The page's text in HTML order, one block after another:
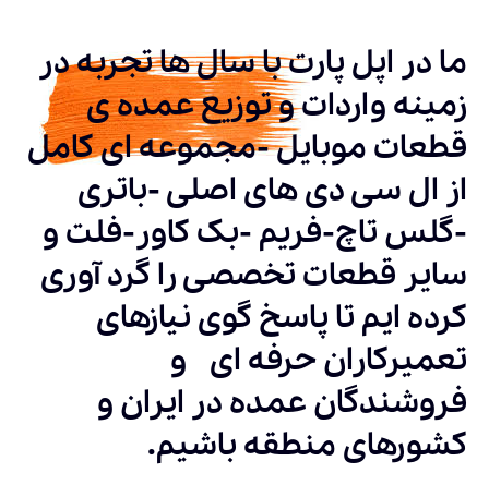
ما در اپل پارت با سال ها تجربه در
زمینه واردات و توزیع عمده ی
قطعات موبایل -مجموعه ای کامل
از ال سی دی های اصلی -باتری
-گلس تاچ-فریم -بک کاور-فلت و
سایر قطعات تخصصی را گرد آوری
کرده ایم تا پاسخ گوی نیازهای
تعمیرکاران حرفه ای و
فروشندگان عمده در ایران و
کشورهای منطقه باشیم.